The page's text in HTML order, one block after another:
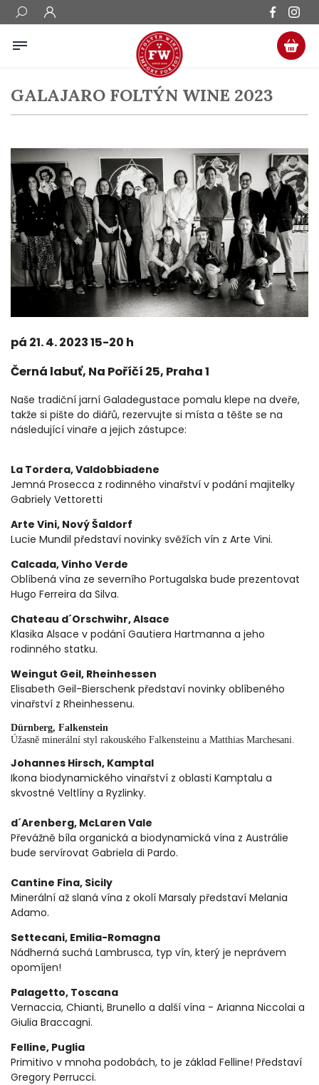
GALAJARO FOLTÝN WINE 2023
pá 21. 4. 2023 15-20 h
Černá labuť, Na Poříčí 25, Praha 1
Naše tradiční jarní Galadegustace pomalu klepe na dveře,
takže si pište do diářů, rezervujte si místa a těšte se na
následující vinaře a jejich zástupce:
La Tordera, Valdobbiadene
Jemná Prosecca z rodinného vinařství v podání majitelky
Gabriely Vettoretti
Arte Vini, Nový Šaldorf
Lucie Mundil představí novinky svěžích vín z Arte Vini.
Calcada, Vinho Verde
Oblíbená vína ze severního Portugalska bude prezentovat
Hugo Ferreira da Silva.
Chateau d´Orschwihr, Alsace
Klasika Alsace v podání Gautiera Hartmanna a jeho
rodinného statku.
Weingut Geil, Rheinhessen
Elisabeth Geil-Bierschenk představí novinky oblíbeného
vinařství z Rheinhessenu.
Dürnberg, Falkenstein
Úžasně minerální styl rakouského Falkensteinu a Matthias Marchesani.
Johannes Hirsch, Kamptal
Ikona biodynamického vinařství z oblasti Kamptalu a
skvostné Veltlíny a Ryzlinky.
d´Arenberg, McLaren Vale
Převážně bíla organická a biodynamická vína z Austrálie
bude servírovat Gabriela di Pardo.
Cantine Fina, Sicily
Minerální až slaná vína z okolí Marsaly představí Melania
Adamo.
Settecani, Emilia-Romagna
Nádherná suchá Lambrusca, typ vín, který je neprávem
opomíjen!
Palagetto, Toscana
Vernaccia, Chianti, Brunello a další vína - Arianna Niccolai a
Giulia Braccagni.
Felline, Puglia
Primitivo v mnoha podobách, to je základ Felline! Představí
Gregory Perrucci.